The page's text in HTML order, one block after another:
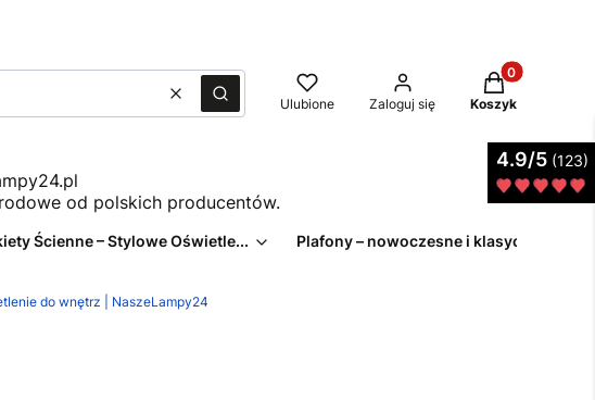
WyczyśćSzukaj Ulubione Zaloguj się
Produkty w
Koszyk
od polskich producentów.
Ścienne – Stylowe Oświetle... Plafony – nowoczesne i klasyczne pl...
do wnętrz | NaszeLampy24
4.9/5 (123)